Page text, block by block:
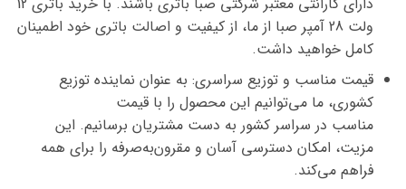
ولت 28 آمپر صبا
از ما، از کیفیت و اصالت باتری خود اطمینان
کامل خواهید داشت.
قیمت مناسب و توزیع سراسری:به عنوان نماینده توزیع
کشوری، ما می‌توانیم این محصول را با قیمت
مناسب در سراسر کشوربه دست مشتریان برسانیم. این
مزیت، امکان دسترسی آسان و مقرون‌به‌صرفه را برای همه
فراهم می‌کند.